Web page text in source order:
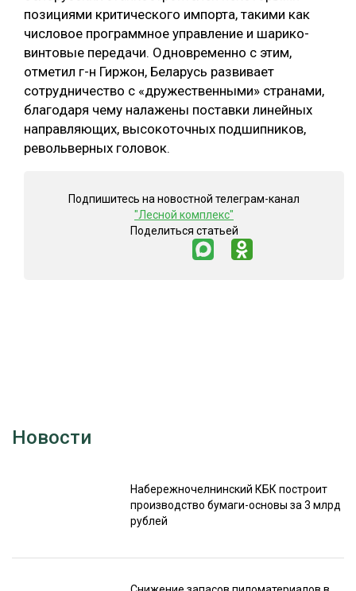
позициями критического импорта, такими как
числовое программное управление и шарико-
винтовые передачи. Одновременно с этим,
отметил г-н Гиржон, Беларусь развивает
сотрудничество с «дружественными» странами,
благодаря чему налажены поставки линейных
направляющих, высокоточных подшипников,
револьверных головок.
Подпишитесь на новостной телеграм-канал
"Лесной комплекс"
Поделиться статьей
Новости
Набережночелнинский КБК построит
производство бумаги-основы за 3 млрд
рублей